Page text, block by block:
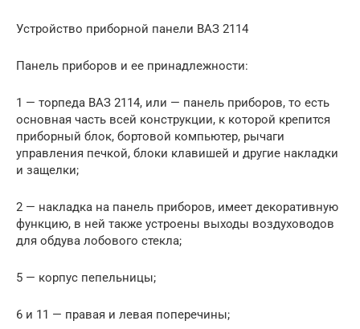
Устройство приборной панели ВАЗ 2114
Панель приборов и ее принадлежности:
1 — торпеда ВАЗ 2114, или — панель приборов, то есть
основная часть всей конструкции, к которой крепится
приборный блок, бортовой компьютер, рычаги
управления печкой, блоки клавишей и другие накладки
и защелки;
2 — накладка на панель приборов, имеет декоративную
функцию, в ней также устроены выходы воздуховодов
для обдува лобового стекла;
5 — корпус пепельницы;
6 и 11 — правая и левая поперечины;